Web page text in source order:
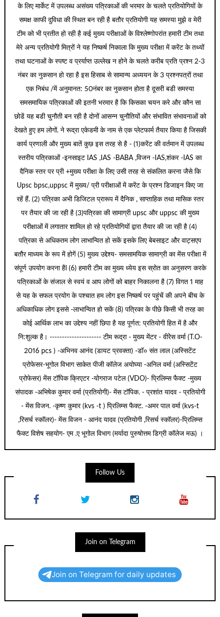
के लिए मार्केट में उपलब्ध असंख्य पत्रिकाओं की भरमार के चलते प्रतियोगियों के
समक्ष काफी दुविधा की स्थित बन रही है बतौर प्रतियोगी यह समस्या मुझे व मेरी
टीम को भी प्रतीत हो रही है कई मुख्य परीक्षाओं के विश्लेष्णोपरांत हमारी टीम तथा
मेरे अन्य प्रतियोगी मित्रों ने यह निष्कर्ष निकाला कि मुख्य परीक्षा में करेंट के तथ्यों
तथा घटनाओं के स्पष्ट व प्रर्याप्त उल्लेख न होने के चलते करीब प्रति प्रश्न 2-3
नंबर का नुकसान हो रहा है इस हिसाब से सामान्य अध्ययन के 3 प्रश्नपत्रों तथा
एक निबंध /में अनुमानत: 50नंबर का नुकसान होता है दूसरी बडी समस्या
समसमायिक पत्रिकाओं की इतनी भरमार है कि किसका चयन करे और कौन सा
छोडें यह बडी चुनौती बन रही है दोनों आसन्न चुनौतियों और संभावित संभावनाओं को
देखते हुए हम लोगों. ने रूद्रा एकेडमी के नाम से एक प्लेटफार्म तैयार किया है जिसकी
कार्य प्रणाली और मुख्य बातें कुछ इस तरह से है - (1)करेंट की वर्तमान में उपलब्ध
स्तरीय पत्रिकाओं -इनसाइट IAS ,IAS -BABA ,विजन -IAS,शंकर -IAS का
दैनिक स्तर पर प्री +मुख्य परीक्षा के लिए उसी तरह से संकलित करना जैसे कि
Upsc bpsc,uppsc में मुख्य/ प्री परीक्षाओं में करेंट के प्रश्न डिजाइन किए जा
रहें हैं. (2) पत्रिका अभी डिजिटल प्रारूप में दैनिक , साप्ताहिक तथा मासिक स्तर
पर तैयार की जा रही है (3)पत्रिका की सामाग्री upsc और uppsc की मुख्य
परीक्षाओं में लगातार शामिल हो रहे प्रतियोगियों द्वारा तैयार की जा रही है (4)
पत्रिका से अधिकतम लोग लाभान्वित हो सकें इसके लिए बेबसाइट और वाट्सएप
बतौर माध्यम के रूप में होगें (5) मुख्य उद्देश्य- समसामयिक सामाग्री का मेंस परीक्षा में
संपूर्ण उपयोग करना हैl (6) हमारी टीम का मुख्य ध्येय इस स्रोत का अनुसरण करके
पत्रिकाओं के संजाल से स्वयं व आप लोगों को बाहर निकालना है (7) विगत 1 माह
से यह के सफल प्रयोग के पश्चात हम लोग इस निष्कर्ष पर पहुंचें की अपने बीच के
अधिकाधिक लोग इससे -लाभान्वित हो सकें (8) पत्रिका के पीछे किसी भी तरह का
कोई आर्थिक लाभ का उद्देश्य नहीं छिपा है यह पूर्णत: प्रतियोगी हित में है और
नि:शुल्क है। --------------------- टीम रूद्रा - मुख्य मेंटर - वीरेेस वर्मा (T.O-
2016 pcs ) -अभिनव आनंद (डायट प्रवक्ता) -डॉ० संत लाल (अस्सिटेंट
प्रोफेसर-भूगोल विभाग साकेत पीजी कॉलेज अयोघ्या -अनिल वर्मा (अस्सिटेंट
प्रोफेसर) मेंस टॉपिक क्रिएटर -योगराज पटेल (VDO)- प्रिलिम्स फैक्ट -मुख्य
संपादक -अभिषेक कुमार वर्मा (प्रतियोगी)- मेंस टॉपिक. - प्रशांत यादव - प्रतियोगी
- मेंस विजन. -कृष्ण कुमार (kvs -t ) प्रिलिम्स फैक्ट. -अमर पाल वर्मा (kvs-t
,रिसर्च स्कॉलर)- मेंस विजन - आनंद यादव (प्रतियोगी ,रिसर्च स्कॉलर)-प्रिलिम्स
फैक्ट विशेष सहयोग- एम .ए भूगोल विभाग (मर्यादा पुरुषोत्तम डिग्री कॉलेज मऊ) ।
Follow Us
Join on Telegram
Join on Telegram for daily updates